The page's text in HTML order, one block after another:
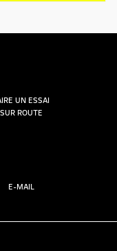
UN ESSAI
SUR ROUTE
E-MAIL